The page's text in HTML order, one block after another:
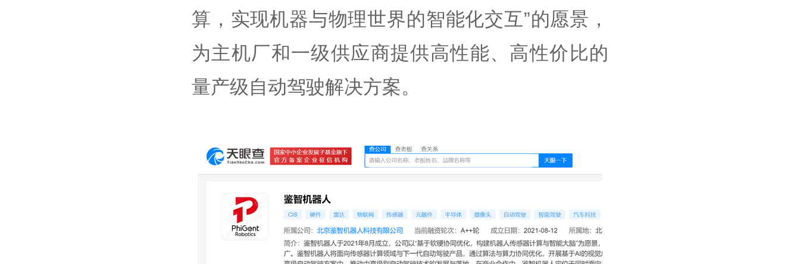
算，实现机器与物理世界的智能化交互”的愿景，
为主机厂和一级供应商提供高性能、高性价比的
量产级自动驾驶解决方案。